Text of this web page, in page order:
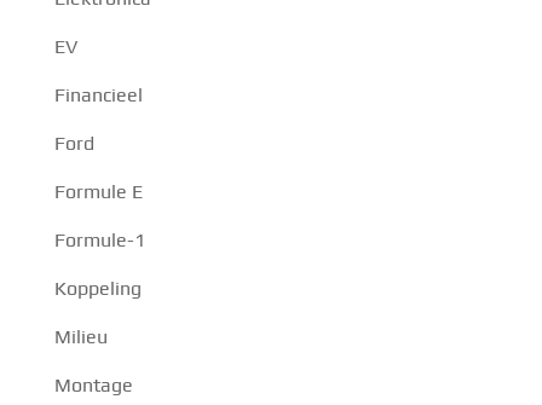
EV
Financieel
Ford
Formule E
Formule-1
Koppeling
Milieu
Montage